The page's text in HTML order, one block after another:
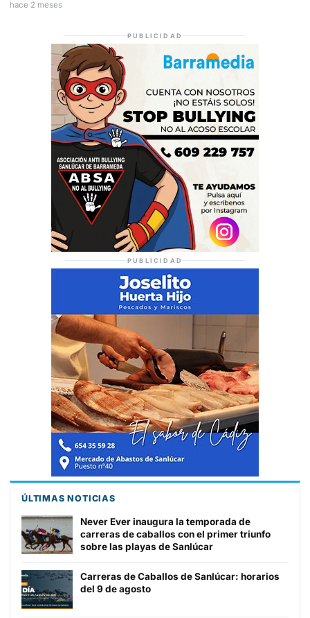
hace 2 meses
PUBLICIDAD
PUBLICIDAD
ÚLTIMAS NOTICIAS
Never Ever inaugura la temporada de
carreras de caballos con el primer triunfo
sobre las playas de Sanlúcar
Carreras de Caballos de Sanlúcar: horarios
del 9 de agosto